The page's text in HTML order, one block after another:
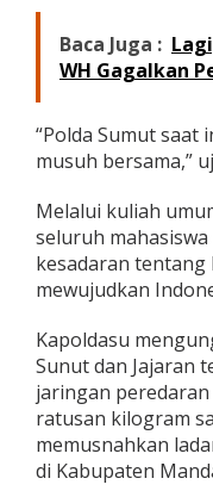
a
N
k
o
a
i
U
n
v
r
s
i
t
a
s
Baca Juga :
WH Gagalkan
“Polda Sumut
musuh bersama,”
Melalui kuliah
seluruh
kesadaran
mewujudkan
Kapoldasu
Sunut dan Jajaran
jaringan
ratusan kilogram
memusnahkan
di Kabupaten